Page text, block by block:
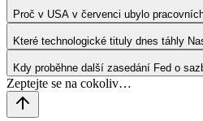
Proč v USA v červenci ubylo
Které technologické tituly dnes táhly
Kdy proběhne další zasedání Fed o